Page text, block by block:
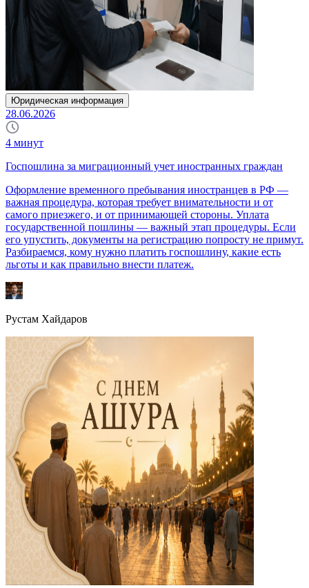
Юридическая информация
28.06.2026
4 минут
Госпошлина за миграционный учет иностранных граждан
Оформление временного пребывания иностранцев в РФ —
важная процедура, которая требует внимательности и от
самого приезжего, и от принимающей стороны. Уплата
государственной пошлины — важный этап процедуры. Если
его упустить, документы на регистрацию попросту не примут.
Разбираемся, кому нужно платить госпошлину, какие есть
льготы и как правильно внести платеж.
Рустам Хайдаров